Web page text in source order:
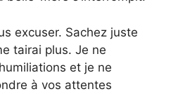
excuser. Sachez juste
tairai plus. Je ne
et je ne
à vos attentes